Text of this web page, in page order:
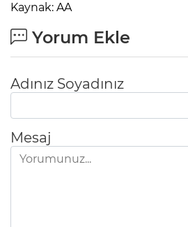
Kaynak: AA
Yorum Ekle
Adınız Soyadınız
Mesaj